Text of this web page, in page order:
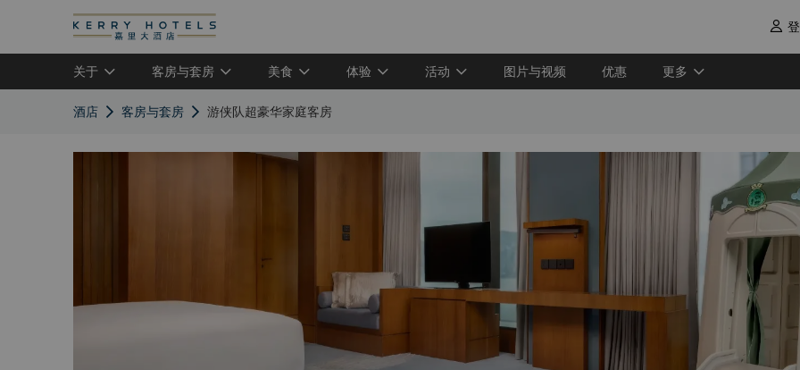

关于 客房与套房 美食 体验 活动 图片与视频 优惠 更多
酒店 客房与套房 游侠队超豪华家庭客房